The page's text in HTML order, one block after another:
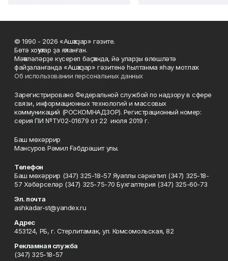
© 1990 - 2026 «Ашҡаҙар» гәзите.
Бөтә хоҡуҡтар ҙа яҡланған.
Мәҡәләләрҙе күсереп баҫҡанда, йә уларҙы өлөшләтә
файҙаланғанда «Ашҡаҙар» гәзитенә һылтанма яһау мотлаҡ.
Об использовании персональных данных
Зарегистрировано Федеральной службой по надзору в сфере
связи, информационных технологий и массовых
коммуникаций (РОСКОМНАДЗОР). Регистрационный номер:
серия ПИ №ТУ02-01679 от 22 июля 2019 г.
Баш мөхәррир
Мансуров Рәмил Ғәбдрәшит улы.
Телефон
Баш мөхәррир (347) 325-18-57 Яуаплы сәркәтип (347) 325-18-
57 Хәбәрселәр (347) 325-75-70 Бухгалтерия (347) 325-60-73
Эл. почта
ashkadar-st@yandex.ru
Адрес
453124, РБ, г. Стерлитамак, ул. Комсомольская, 82
Рекламная служба
(347) 325-18-57